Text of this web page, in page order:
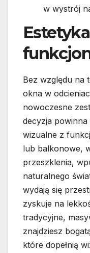
w wystrój
Bez względu na
okna w
nowoczesne
decyzja
wizualne z
lub balkonowe,
przeszklenia,
naturalnego
wydają się
zyskuje na
tradycyjne,
znajdziesz
które dopełnią